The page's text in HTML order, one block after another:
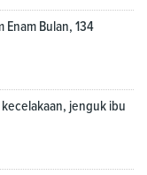
Enam Bulan, 134
jenguk ibu